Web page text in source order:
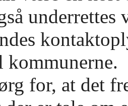
kommunerne.
for, at det